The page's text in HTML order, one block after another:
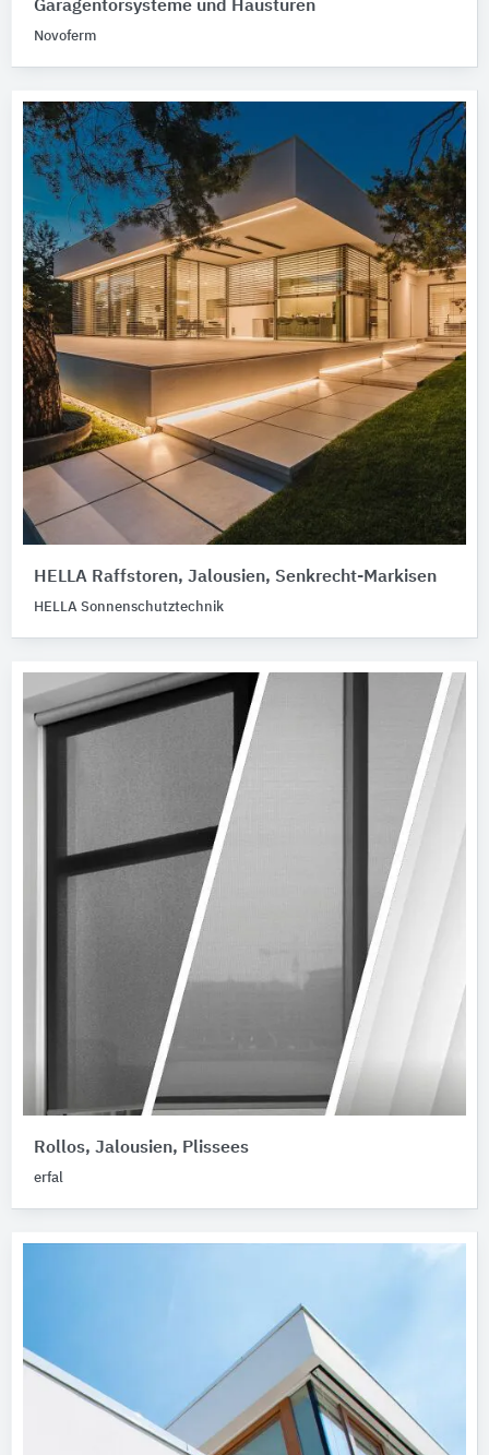
Garagentorsysteme und Haustüren
Novoferm
HELLA Raffstoren, Jalousien, Senkrecht-Markisen
HELLA Sonnenschutztechnik
Rollos, Jalousien, Plissees
erfal